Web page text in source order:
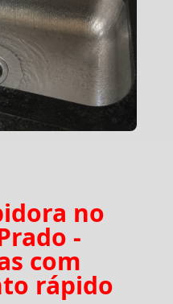
no
-
com
rápido